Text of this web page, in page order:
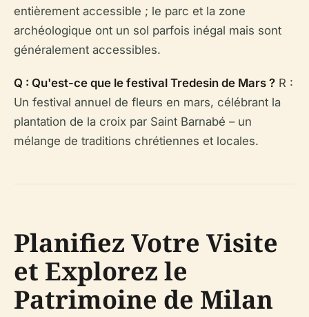
entièrement accessible ; le parc et la zone
archéologique ont un sol parfois inégal mais sont
généralement accessibles.
Q : Qu'est-ce que le festival Tredesin de Mars ? R :
Un festival annuel de fleurs en mars, célébrant la
plantation de la croix par Saint Barnabé – un
mélange de traditions chrétiennes et locales.
Planifiez Votre Visite
et Explorez le
Patrimoine de Milan